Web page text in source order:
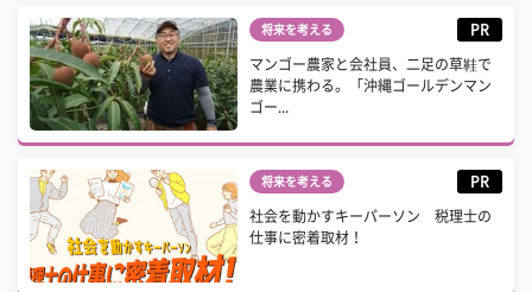
将来を考える PR
マンゴー農家と会社員、二足の草鞋で
農業に携わる。「沖縄ゴールデンマン
ゴー...
将来を考える PR
社会を動かすキーパーソン 税理士の
仕事に密着取材！